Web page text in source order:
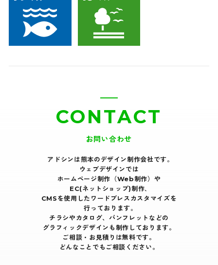
CONTACT
お問い合わせ
アドシンは熊本のデザイン制作会社です｡
ウェブデザインでは
ホームページ制作（Web制作）や
EC(ネットショップ)制作､
CMSを使用したワードプレスカスタマイズを
行っております｡
チラシやカタログ、パンフレットなどの
グラフィックデザインも制作しております。
ご相談・お見積りは無料です。
どんなことでもご相談ください。